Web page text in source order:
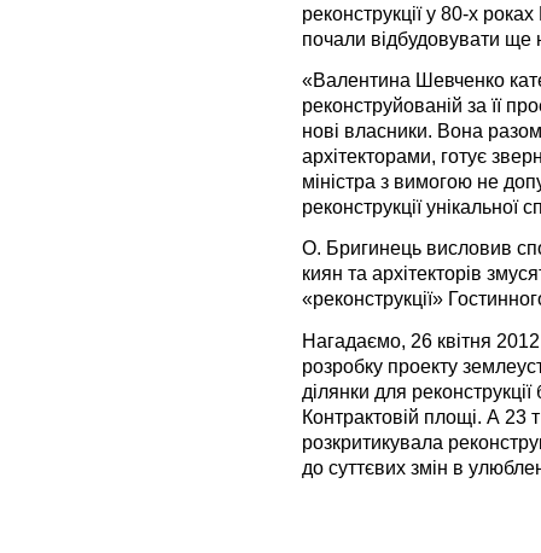
реконструкції у 80-х
почали відбудовувати ще
«Валентина Шевченко
реконструйованій за її
нові власники. Вона
архітекторами, готує
міністра з вимогою не
реконструкції
О. Бригинець висловив
киян та архітекторів
«реконструкції»
Нагадаємо, 26 квітня
розробку проекту
ділянки для
Контрактовій площі. А 23
розкритикувала
до суттєвих змін в